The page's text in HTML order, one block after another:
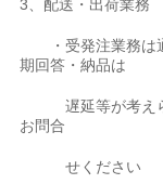
3、配送・出荷業務
・受発注業務は通
期回答・納品は
遅延等が考えら
お問合
せください